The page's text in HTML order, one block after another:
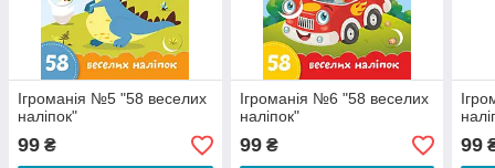
Ігроманія №5 "58 веселих
наліпок"
99 ₴
Ігроманія №6 "58 веселих
наліпок"
99₴ 99